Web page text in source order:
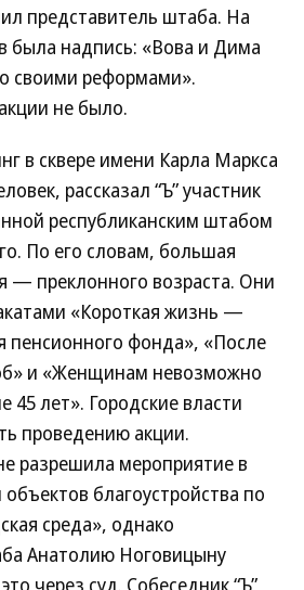
представитель штаба. На
была надпись: «Вова и Дима
своими реформами».
не было.
в сквере имени Карла Маркса
рассказал “Ъ” участник
республиканским штабом
По его словам, большая
— преклонного возраста. Они
«Короткая жизнь —
пенсионного фонда», «После
и «Женщинам невозможно
45 лет». Городские власти
проведению акции.
разрешила мероприятие в
благоустройства по
среда», однако
Анатолию Ноговицыну
через суд. Собеседник “Ъ”